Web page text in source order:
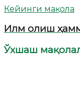
Кейинги мақола
Илм олиш
Ўхшаш